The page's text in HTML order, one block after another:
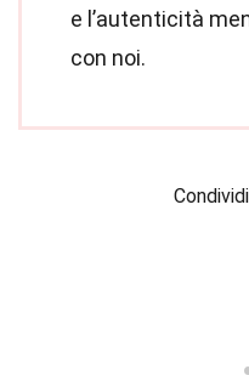
e l’autenticità
con noi.